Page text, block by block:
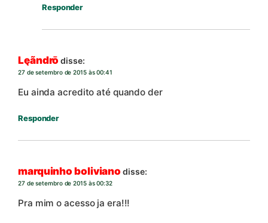
Responder
Lęãndrō disse:
27 de setembro de 2015 às 00:41
Eu ainda acredito até quando der
Responder
marquinho boliviano disse:
27 de setembro de 2015 às 00:32
Pra mim o acesso ja era!!!